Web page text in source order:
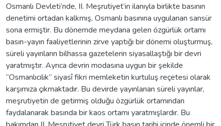
Osmanlı Devleti’nde, II. Meşrutiyet’in ilanıyla birlikte basının
denetimi ortadan kalkmış, Osmanlı basınına uygulanan sansür
sona ermiştir. Bu dönemde meydana gelen özgürlük ortamı
basın-yayın faaliyetlerinin zirve yaptığı bir dönemi oluşturmuş,
süreli yayınların bilhassa gazetelerin siyasallaştığı bir devri
yaratmıştır. Ayrıca devrin modasına uygun bir şekilde
“Osmanlıcılık” siyasî fikri memleketin kurtuluş reçetesi olarak
karşımıza çıkmaktadır. Bu devirde yayınlanan süreli yayınlar,
meşrutiyetin de getirmiş olduğu özgürlük ortamından
faydalanarak basında bir kaos ortamı yaratmışlardır. Bu